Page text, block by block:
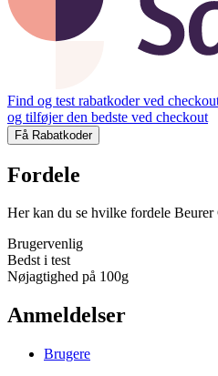
Find og test rabatkoder ved
og tilføjer den bedste ved checkout
Få Rabatkoder
Fordele
Her kan du se hvilke fordele Beurer
Brugervenlig
Bedst i test
Nøjagtighed på 100g
Anmeldelser
Brugere